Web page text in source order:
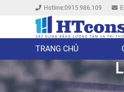
Hotline:0915.986.109
TRANG CHỦ